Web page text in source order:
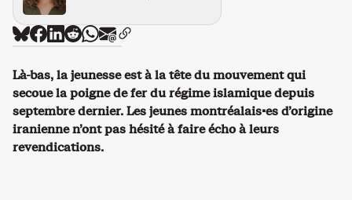
Là-bas, la jeunesse est à la tête du mouvement qui
secoue la poigne de fer du régime islamique depuis
septembre dernier. Les jeunes montréalais·es d’origine
iranienne n’ont pas hésité à faire écho à leurs
revendications.